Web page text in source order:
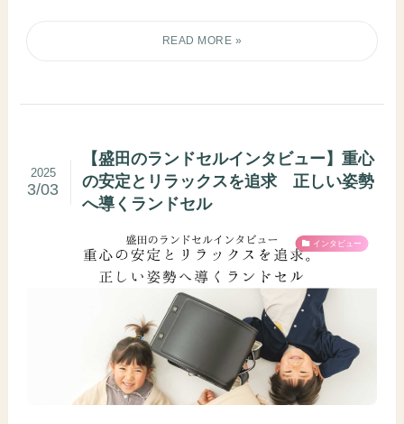
【盛田のランドセルインタビュー】重心
の安定とリラックスを追求 正しい姿勢
へ導くランドセル
2025
3/03
インタビュー